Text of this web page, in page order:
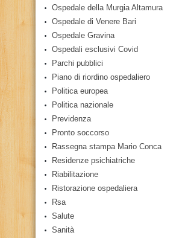
Ospedale della Murgia Altamura
Ospedale di Venere Bari
Ospedale Gravina
Ospedali esclusivi Covid
Parchi pubblici
Piano di riordino ospedaliero
Politica europea
Politica nazionale
Previdenza
Pronto soccorso
Rassegna stampa Mario Conca
Residenze psichiatriche
Riabilitazione
Ristorazione ospedaliera
Rsa
Salute
Sanità